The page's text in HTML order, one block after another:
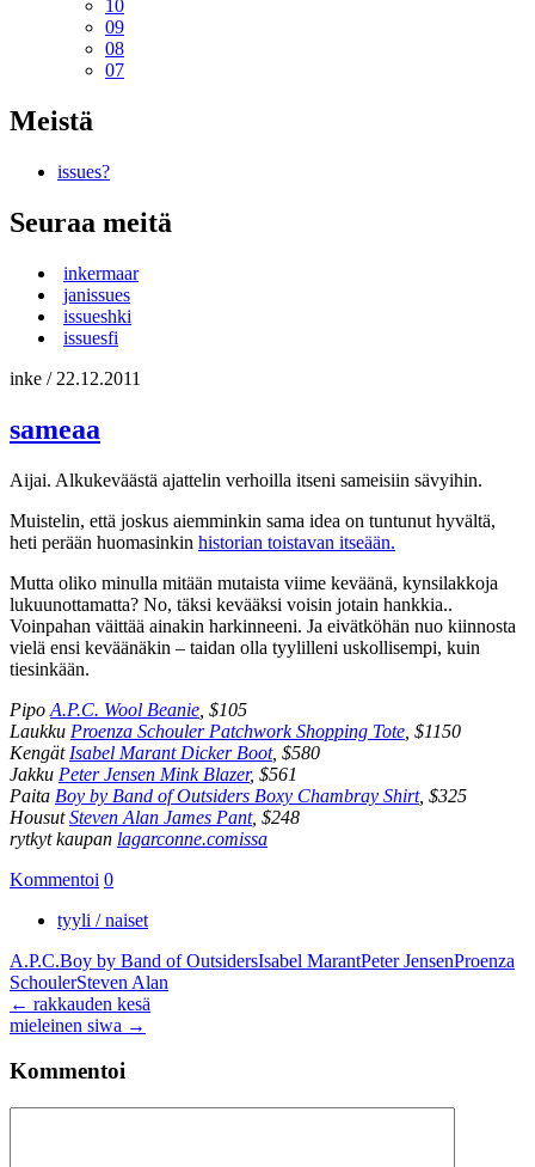
10
09
08
07
Meistä
issues?
Seuraa meitä
inkermaar
janissues
issueshki
issuesfi
inke / 22.12.2011
sameaa
Aijai. Alkukeväästä ajattelin verhoilla itseni sameisiin sävyihin.
Muistelin, että joskus aiemminkin sama idea on tuntunut hyvältä,
heti perään huomasinkin historian toistavan itseään.
Mutta oliko minulla mitään mutaista viime keväänä, kynsilakkoja
lukuunottamatta? No, täksi kevääksi voisin jotain hankkia..
Voinpahan väittää ainakin harkinneeni. Ja eivätköhän nuo kiinnosta
vielä ensi keväänäkin – taidan olla tyylilleni uskollisempi, kuin
tiesinkään.
Pipo A.P.C. Wool Beanie , $105
Laukku Proenza Schouler Patchwork Shopping Tote , $1150
Kengät Isabel Marant Dicker Boot, $580
Jakku Peter Jensen Mink Blazer, $561
Paita Boy by Band of Outsiders Boxy Chambray Shirt, $325
HousutSteven Alan James Pant, $248
rytkyt kaupan lagarconne.comissa
Kommentoi 0
tyyli / naiset
A.P.C.Boy by Band of OutsidersIsabel MarantPeter JensenProenza
SchoulerSteven Alan
Artikkelien
selaus
← rakkauden kesä
mieleinen siwa →
Kommentoi